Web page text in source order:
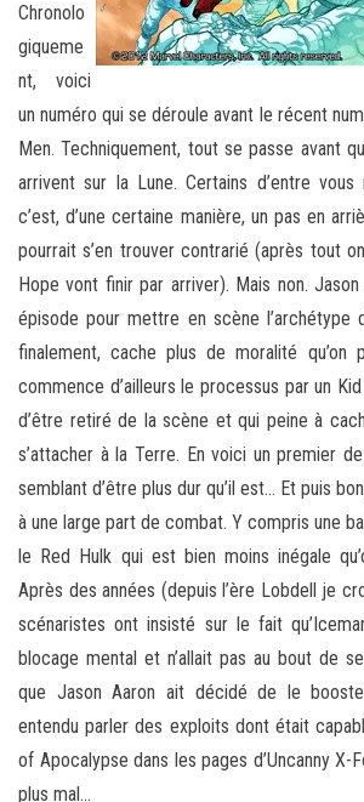
Chronolo
giqueme
nt, voici
un numéro qui se déroule avant le récent
Men. Techniquement, tout se passe avant
arrivent sur la Lune. Certains d’entre
c’est, d’une certaine manière, un pas en
pourrait s’en trouver contrarié (après tout
Hope vont finir par arriver). Mais non.
épisode pour mettre en scène l’archétype
finalement, cache plus de moralité qu’on
commence d’ailleurs le processus par un
d’être retiré de la scène et qui peine à
s’attacher à la Terre. En voici un premier
semblant d’être plus dur qu’il est… Et puis
à une large part de combat. Y compris une
le Red Hulk qui est bien moins inégale
Après des années (depuis l’ère Lobdell je
scénaristes ont insisté sur le fait
blocage mental et n’allait pas au bout de
que Jason Aaron ait décidé de le
entendu parler des exploits dont était
of Apocalypse dans les pages d’Uncanny X-
plus mal…